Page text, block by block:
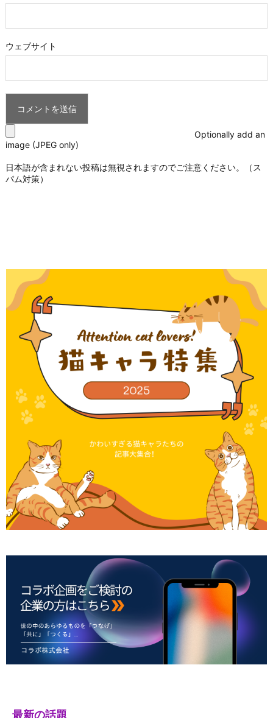
ウェブサイト
Optionally add an
image (JPEG only)
日本語が含まれない投稿は無視されますのでご注意ください。（ス
パム対策）
最新の話題